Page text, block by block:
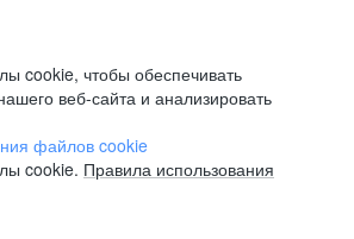
cookie, чтобы обеспечивать
веб-сайта и анализировать
файлов cookie
cookie. Правила использования